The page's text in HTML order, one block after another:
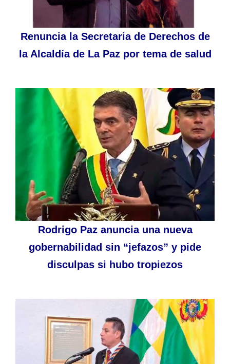
Renuncia la Secretaria de Derechos de
la Alcaldía de La Paz por tema de salud
Rodrigo Paz anuncia una nueva
gobernabilidad sin “jefazos” y pide
disculpas si hubo tropiezos